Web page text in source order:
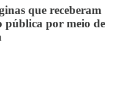
que receberam
pública por meio de